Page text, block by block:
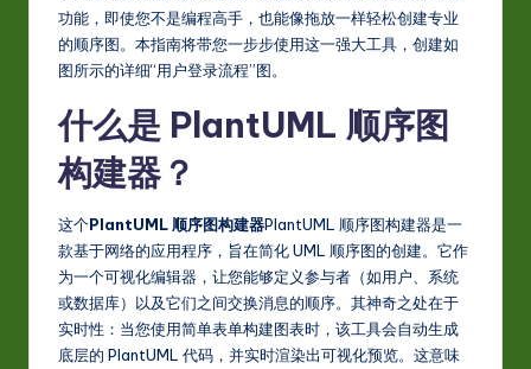
fi
C
hi
功能，即使您不是编程高手，也能像拖放一样轻松创建专业
的顺序图。本指南将带您一步步使用这一强大工具，创建如
图所示的详细“用户登录流程”图。
什么是 PlantUML 顺序图
构建器？
这个PlantUML 顺序图构建器PlantUML 顺序图构建器是一
款基于网络的应用程序，旨在简化 UML 顺序图的创建。它作
为一个可视化编辑器，让您能够定义参与者（如用户、系统
或数据库）以及它们之间交换消息的顺序。其神奇之处在于
实时性：当您使用简单表单构建图表时，该工具会自动生成
底层的 PlantUML 代码，并实时渲染出可视化预览。这意味